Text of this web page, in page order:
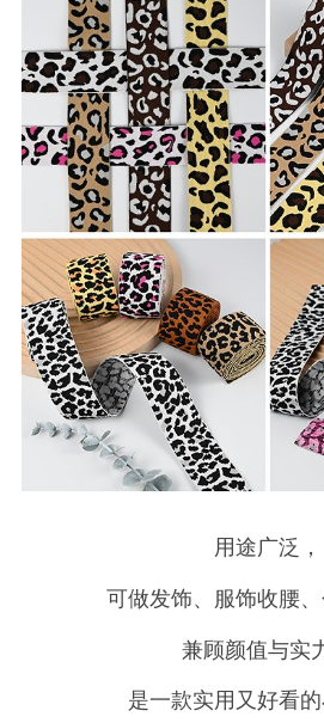
用途广泛，
可做发饰、服饰收腰、
兼顾颜值与实
是一款实用又好看的